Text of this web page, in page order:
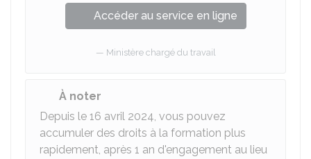
Accéder au service en ligne
Ministère chargé du travail
À noter
Depuis le 16 avril 2024, vous pouvez
accumuler des droits à la formation plus
rapidement, après 1 an d'engagement au lieu